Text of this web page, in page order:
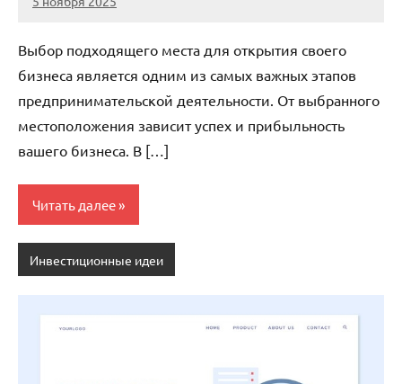
cement_zavod
Нет
Выбор подходящего места для открытия своего
бизнеса является одним из самых важных этапов
предпринимательской деятельности. От выбранного
местоположения зависит успех и прибыльность
вашего бизнеса. В […]
Читать далее
Инвестиционные идеи